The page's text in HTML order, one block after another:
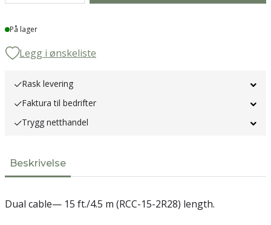
Lager
På lager
Legg i ønskeliste
Rask levering
Faktura til bedrifter
Trygg netthandel
Beskrivelse
Dual cable— 15 ft./4.5 m (RCC-15-2R28) length.